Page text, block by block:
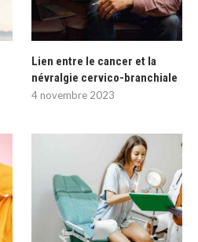
Lien entre le cancer et la
névralgie cervico-branchiale
4 novembre 2023